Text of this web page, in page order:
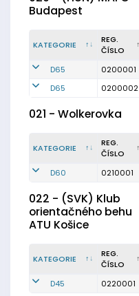
Budapest
KATEGORIE
REG.
ČÍSLO
D65 0200001
D65
0200002
021 - Wolkerovka
KATEGORIE
REG.
ČÍSLO
D60 0210001
022 - (SVK) Klub
orientačného behu
ATU Košice
KATEGORIE
REG.
ČÍSLO
D45 0220001